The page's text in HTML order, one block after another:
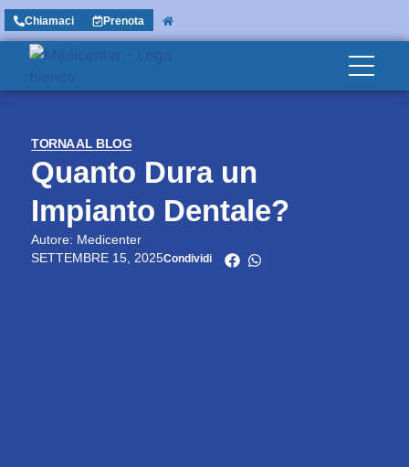
Chiamaci Prenota
TORNA AL BLOG
Quanto Dura un
Impianto Dentale?
Autore: Medicenter
SETTEMBRE 15, 2025Condividi